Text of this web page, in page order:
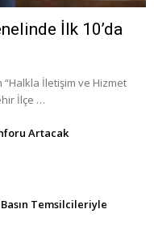
İlk 10’da
“Halkla İletişim ve Hizmet
İlçe …
Artacak
Temsilcileriyle